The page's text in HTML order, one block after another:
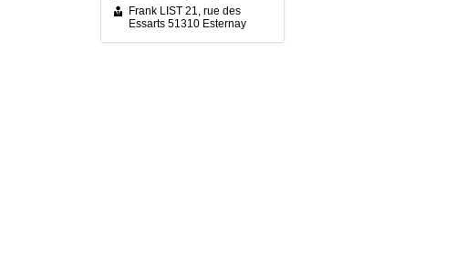
Frank LIST 21, rue des
Essarts 51310 Esternay